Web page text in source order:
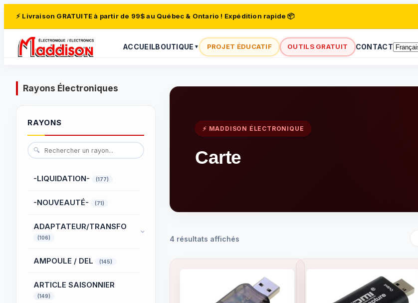
⚡ Livraison GRATUITE à partir de 99$ au Québec & Ontario ! Expédition rapide 📦
ACCUEILBOUTIQUE ▼ PROJET ÉDUCATIF OUTILS GRATUIT CONTACT
Rayons Électroniques
RAYONS
🔍
-LIQUIDATION- (177)
-NOUVEAUTÉ- (71)
ADAPTATEUR/TRANSFO
(106)
AMPOULE / DEL (145)
ARTICLE SAISONNIER
(149)
⚡ MADDISON ÉLECTRONIQUE
Carte
4 résultats affichés